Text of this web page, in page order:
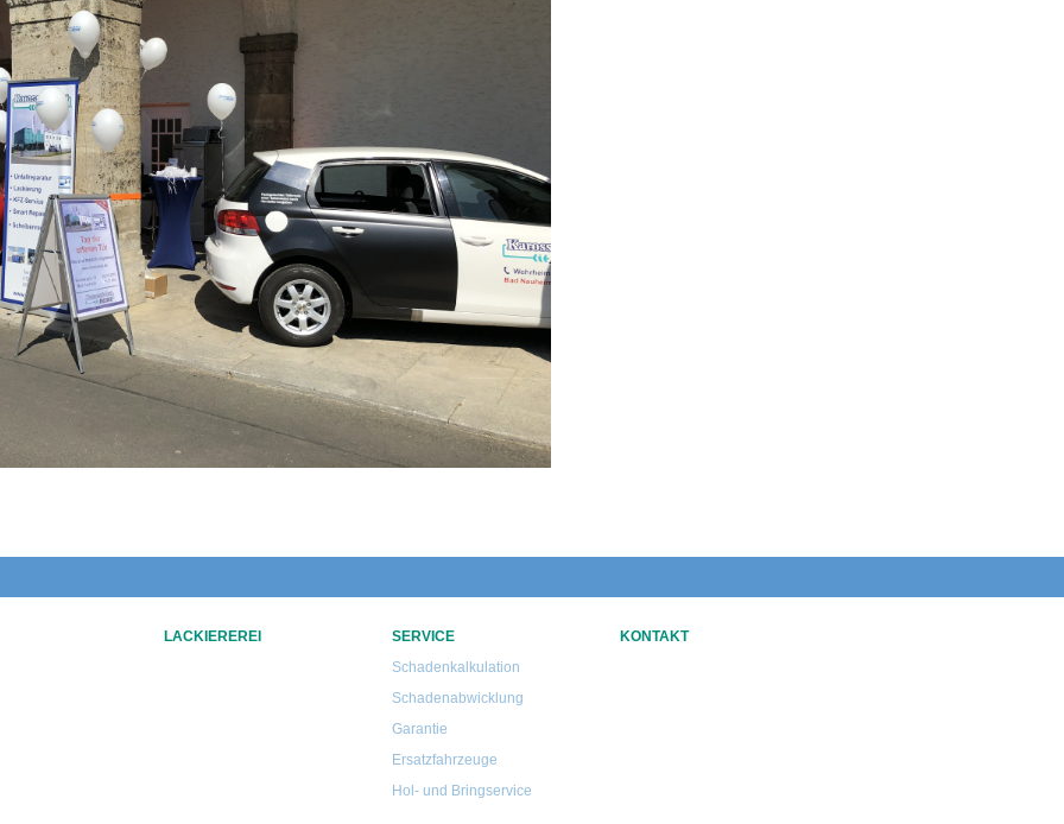
LACKIEREREI
SERVICE
Schadenkalkulation
Schadenabwicklung
Garantie
Ersatzfahrzeuge
Hol- und Bringservice
KONTAKT